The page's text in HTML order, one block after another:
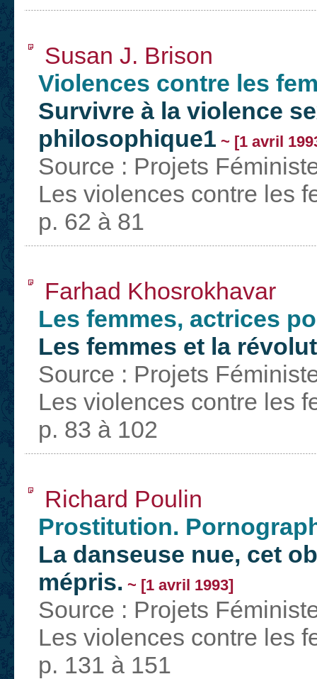
Susan J. Brison
Violences contre les
Survivre à la violence
philosophique1 ~ [1 avril
Source : Projets
Les violences contre les
p. 62 à 81
Farhad Khosrokhavar
Les femmes, actrices
Les femmes et la
Source : Projets
Les violences contre les
p. 83 à 102
Richard Poulin
Prostitution.
La danseuse nue, cet
mépris. ~ [1 avril 1993]
Source : Projets
Les violences contre les
p. 131 à 151